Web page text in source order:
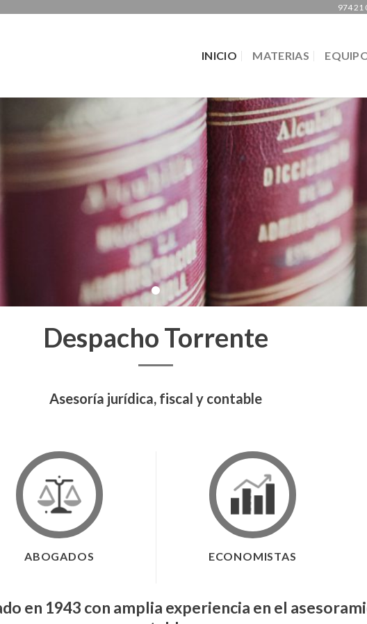
974 21
INICIO MATERIAS
Despacho Torrente
Asesoría jurídica, fiscal y contable
ABOGADOS ECONOMISTAS
en 1943 con amplia experiencia en el